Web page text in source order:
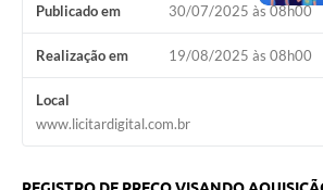
PAD
MROSC - Parcerias
Turismo
Contratos
Publicado em 30/07/2025 às 08h00
Realização em 19/08/2025 às 08h00
Local
www.licitardigital.com.br